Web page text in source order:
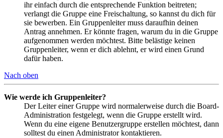
ihr einfach durch die entsprechende Funktion beitreten;
verlangt die Gruppe eine Freischaltung, so kannst du dich für
sie bewerben. Ein Gruppenleiter muss daraufhin deinen
Antrag annehmen. Er könnte fragen, warum du in die Gruppe
aufgenommen werden möchtest. Bitte belästige keinen
Gruppenleiter, wenn er dich ablehnt, er wird einen Grund
dafür haben.
Nach oben
Wie werde ich Gruppenleiter?
Der Leiter einer Gruppe wird normalerweise durch die Board-
Administration festgelegt, wenn die Gruppe erstellt wird.
Wenn du eine eigene Benutzergruppe erstellen möchtest, dann
solltest du einen Administrator kontaktieren.